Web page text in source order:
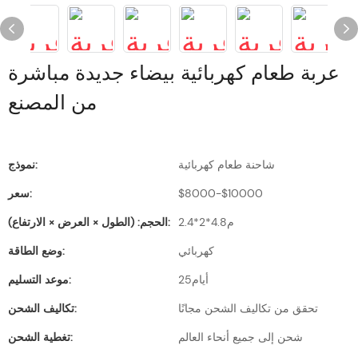
عربة طعام كهربائية بيضاء جديدة مباشرة
من المصنع
نموذج:
شاحنة طعام كهربائية
سعر:
$8000-$10000
الحجم: (الطول × العرض × الارتفاع):
م4.8*2*2.4
وضع الطاقة:
كهربائي
موعد التسليم:
أيام25
تكاليف الشحن:
تحقق من تكاليف الشحن مجانًا
تغطية الشحن:
شحن إلى جميع أنحاء العالم